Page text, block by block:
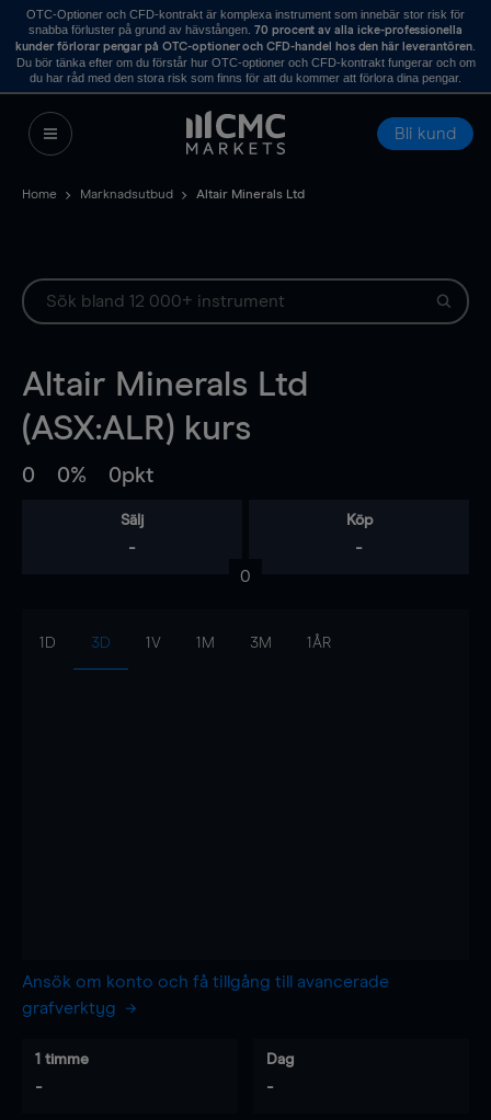
OTC-Optioner och CFD-kontrakt är komplexa instrument som innebär stor risk för
snabba förluster på grund av hävstången. 70 procent av alla icke-professionella
kunder förlorar pengar på OTC-optioner och CFD-handel hos den här leverantören.
Du bör tänka efter om du förstår hur OTC-optioner och CFD-kontrakt fungerar och om
du har råd med den stora risk som finns för att du kommer att förlora dina pengar.
Bli kund
Home Marknadsutbud Altair Minerals Ltd
Altair Minerals Ltd
(ASX:ALR) kurs
0 0% 0pkt
Sälj
-
Köp
-
0
1D 3D 1V 1M 3M 1ÅR
Ansök om konto och få tillgång till avancerade
grafverktyg
1 timme
-
Dag
-